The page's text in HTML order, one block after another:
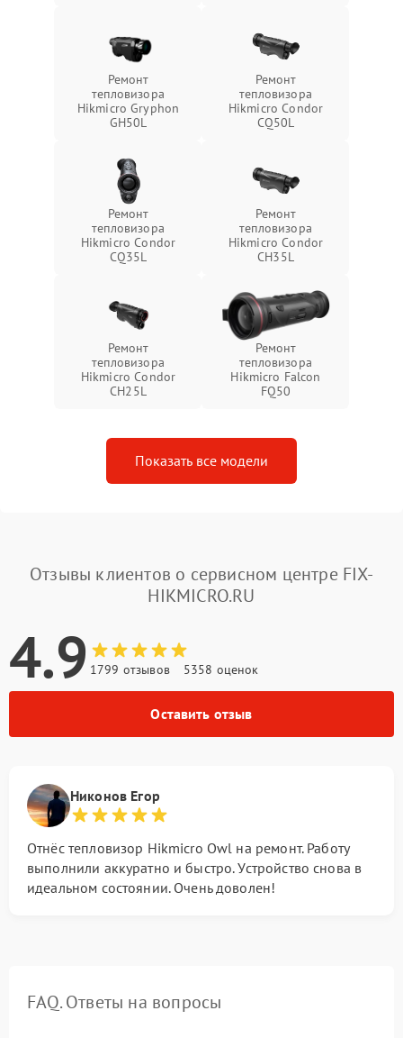
Ремонт
тепловизора
Hikmicro Gryphon
GH50L
Ремонт
тепловизора
Hikmicro Condor
CQ50L
Ремонт
тепловизора
Hikmicro Condor
CQ35L
Ремонт
тепловизора
Hikmicro Condor
CH35L
Ремонт
тепловизора
Hikmicro Condor
CH25L
Ремонт
тепловизора
Hikmicro Falcon
FQ50
Показать все модели
Отзывы клиентов о сервисном центре FIX-
HIKMICRO.RU
4.9 1799 отзывов 5358 оценок
Оставить отзыв
Никонов Егор
Отнёс тепловизор Hikmicro Owl на ремонт. Работу
выполнили аккуратно и быстро. Устройство снова в
идеальном состоянии. Очень доволен!
FAQ. Ответы на вопросы